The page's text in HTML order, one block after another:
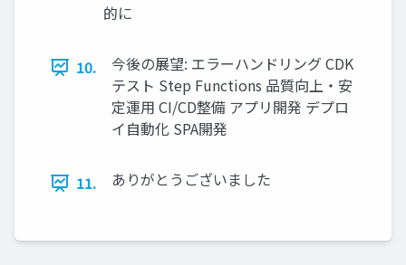
的に
10.
今後の展望: エラーハンドリング CDK
テスト Step Functions 品質向上‧安
定運⽤ CI/CD整備 アプリ開発 デプロ
イ⾃動化 SPA開発
11. ありがとうございました